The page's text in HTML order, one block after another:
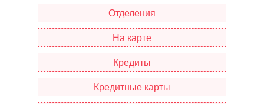
Отделения
На карте
Кредиты
Кредитные карты